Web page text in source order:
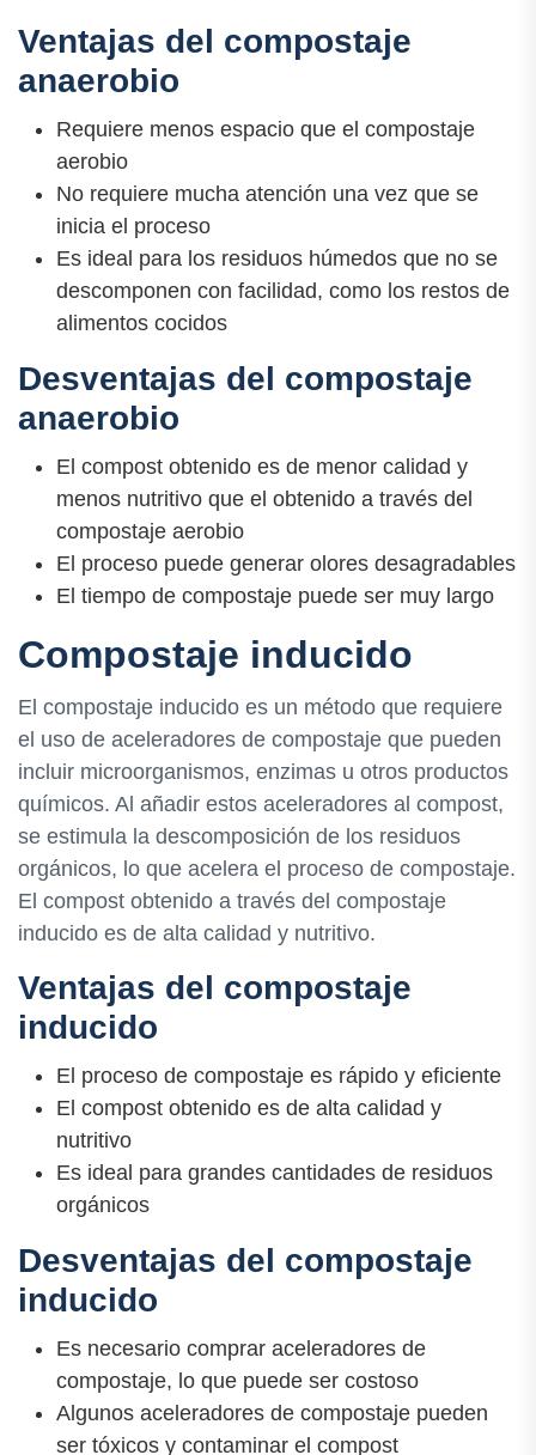
Ventajas del compostaje
anaerobio
Requiere menos espacio que el compostaje
aerobio
No requiere mucha atención una vez que se
inicia el proceso
Es ideal para los residuos húmedos que no se
descomponen con facilidad, como los restos de
alimentos cocidos
Desventajas del compostaje
anaerobio
El compost obtenido es de menor calidad y
menos nutritivo que el obtenido a través del
compostaje aerobio
El proceso puede generar olores desagradables
El tiempo de compostaje puede ser muy largo
Compostaje inducido
El compostaje inducido es un método que requiere
el uso de aceleradores de compostaje que pueden
incluir microorganismos, enzimas u otros productos
químicos. Al añadir estos aceleradores al compost,
se estimula la descomposición de los residuos
orgánicos, lo que acelera el proceso de compostaje.
El compost obtenido a través del compostaje
inducido es de alta calidad y nutritivo.
Ventajas del compostaje
inducido
El proceso de compostaje es rápido y eficiente
El compost obtenido es de alta calidad y
nutritivo
Es ideal para grandes cantidades de residuos
orgánicos
Desventajas del compostaje
inducido
Es necesario comprar aceleradores de
compostaje, lo que puede ser costoso
Algunos aceleradores de compostaje pueden
ser tóxicos y contaminar el compost